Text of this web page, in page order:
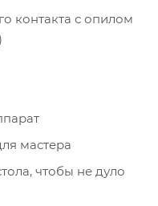
контакта с опилом
мастера
чтобы не дуло